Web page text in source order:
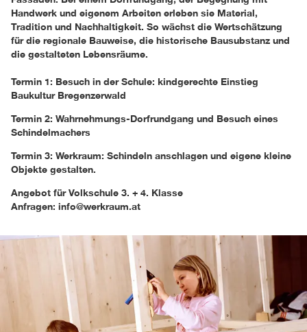
Handwerk und eigenem Arbeiten erleben sie Material,
Tradition und Nachhaltigkeit. So wächst die Wertschätzung
für die regionale Bauweise, die historische Bausubstanz und
die gestalteten Lebensräume.
Termin 1: Besuch in der Schule: kindgerechte Einstieg
Baukultur Bregenzerwald
Termin 2: Wahrnehmungs-Dorfrundgang und Besuch eines
Schindelmachers
Termin 3: Werkraum: Schindeln anschlagen und eigene kleine
Objekte gestalten.
Angebot für Volkschule 3. + 4. Klasse
Anfragen: info@werkraum.at